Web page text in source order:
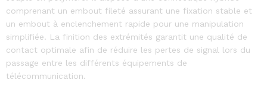
comprenant un embout fileté assurant une fixation stable et
un embout à enclenchement rapide pour une manipulation
simplifiée. La finition des extrémités garantit une qualité de
contact optimale afin de réduire les pertes de signal lors du
passage entre les différents équipements de
télécommunication.